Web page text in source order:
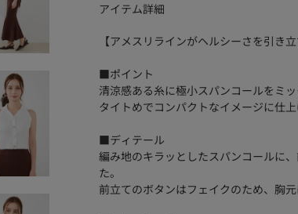
アイテム詳細
【アメスリラインがヘルシーさを引き
■ポイント
清涼感ある糸に極小スパンコールをミ
タイトめでコンパクトなイメージに仕上
■ディテール
編み地のキラッとしたスパンコールに
た。
前立てのボタンはフェイクのため、胸